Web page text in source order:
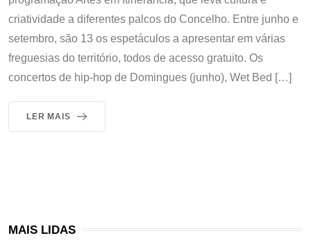
criatividade a diferentes palcos do Concelho. Entre junho e
setembro, são 13 os espetáculos a apresentar em várias
freguesias do território, todos de acesso gratuito. Os
concertos de hip-hop de Domingues (junho), Wet Bed […]
LER MAIS
MAIS LIDAS